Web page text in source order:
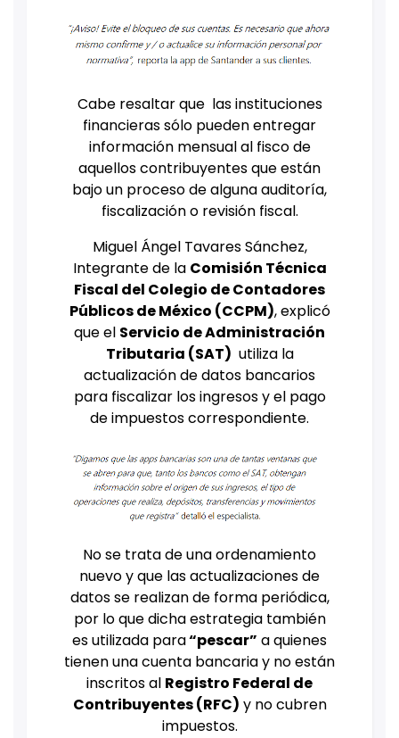
Cabe resaltar que las instituciones
financieras sólo pueden entregar
información mensual al fisco de
aquellos contribuyentes que están
bajo un proceso de alguna auditoría,
fiscalización o revisión fiscal.
Miguel Ángel Tavares Sánchez,
Integrante de la Comisión Técnica
Fiscal del Colegio de Contadores
Públicos de México (CCPM), explicó
que el Servicio de Administración
Tributaria (SAT) utiliza la
actualización de datos bancarios
para fiscalizar los ingresos y el pago
de impuestos correspondiente.
No se trata de una ordenamiento
nuevo y que las actualizaciones de
datos se realizan de forma periódica,
por lo que dicha estrategia también
es utilizada para“pescar” a quienes
tienen una cuenta bancaria y no están
inscritos al Registro Federal de
Contribuyentes (RFC) y no cubren
impuestos.